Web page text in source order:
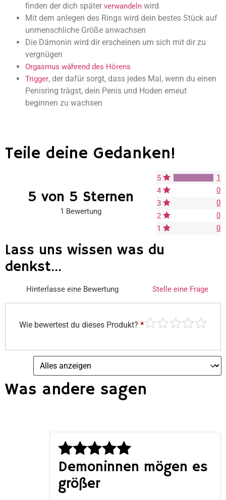
finden der dich später verwandeln wird.
Mit dem anlegen des Rings wird dein bestes Stück auf
unmenschliche Größe anwachsen
Die Dämonin wird dir erscheinen um sich mit dir zu
vergnügen
Orgasmus während des Hörens
Trigger, der dafür sorgt, dass jedes Mal, wenn du einen
Penisring trägst, dein Penis und Hoden erneut
beginnen zu wachsen
Teile deine Gedanken!
5 von 5 Sternen
1 Bewertung
5
1
4
0
3
0
2
0
1
0
Lass uns wissen was du
denkst...
Hinterlasse eine Bewertung Stelle eine Frage
Wie bewertest du dieses Produkt? *
Was andere sagen
Bewertet
mit5von 5
Demoninnen mögen es
größer